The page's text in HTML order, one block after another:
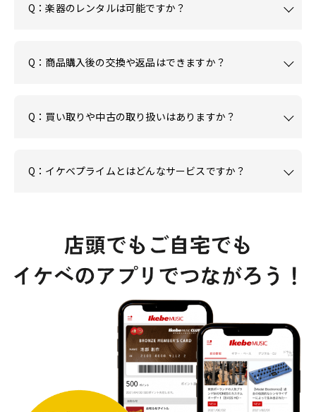
Q：楽器のレンタルは可能ですか？
Q：商品購入後の交換や返品はできますか？
Q：買い取りや中古の取り扱いはありますか？
Q：イケベプライムとはどんなサービスですか？